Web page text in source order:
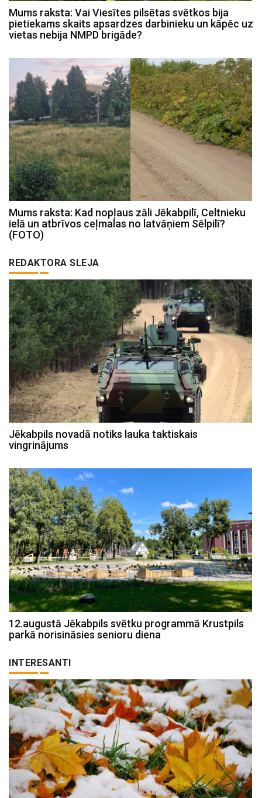
Mums raksta: Vai Viesītes pilsētas svētkos bija
pietiekams skaits apsardzes darbinieku un kāpēc uz
vietas nebija NMPD brigāde?
Mums raksta: Kad nopļaus zāli Jēkabpilī, Celtnieku
ielā un atbrīvos ceļmalas no latvāņiem Sēlpilī?
(FOTO)
REDAKTORA SLEJA
Jēkabpils novadā notiks lauka taktiskais
vingrinājums
12.augustā Jēkabpils svētku programmā Krustpils
parkā norisināsies senioru diena
INTERESANTI